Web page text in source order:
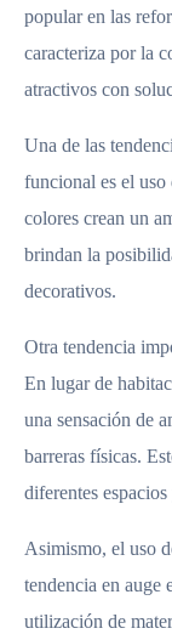
popular en las
caracteriza por la
atractivos con
Una de las
funcional es el uso
colores crean un
brindan la
decorativos.
Otra tendencia
En lugar de
una sensación de
barreras físicas.
diferentes
Asimismo, el uso
tendencia en auge
utilización de